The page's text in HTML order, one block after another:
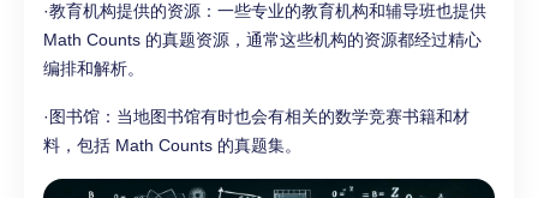
·教育机构提供的资源：一些专业的教育机构和辅导班也提供
Math Counts 的真题资源，通常这些机构的资源都经过精心
编排和解析。
·图书馆：当地图书馆有时也会有相关的数学竞赛书籍和材
料，包括 Math Counts 的真题集。